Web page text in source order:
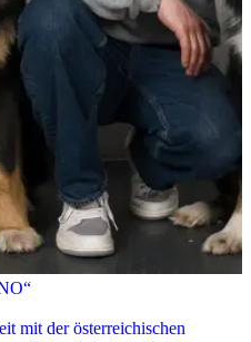
mit der österreichischen